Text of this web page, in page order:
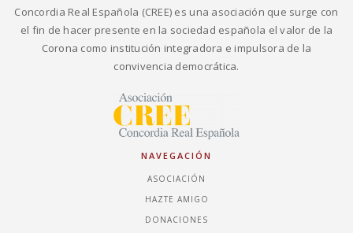
Concordia Real Española (CREE) es una asociación que surge con
el fin de hacer presente en la sociedad española el valor de la
Corona como institución integradora e impulsora de la
convivencia democrática.
NAVEGACIÓN
ASOCIACIÓN
HAZTE AMIGO
DONACIONES